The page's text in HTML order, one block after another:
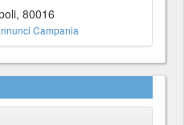
80016
Campania